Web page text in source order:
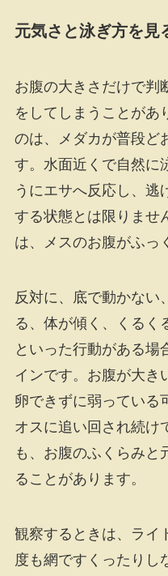
元気さと泳ぎ方を見
お腹の大きさだけで判
をしてしまうことがあ
のは、メダカが普段ど
す。水面近くで自然に
うにエサへ反応し、逃
する状態とは限りませ
は、メスのお腹がふっ
反対に、底で動かない
る、体が傾く、くるく
といった行動がある場
インです。お腹が大き
卵できずに弱っている
オスに追い回され続け
も、お腹のふくらみと
ることがあります。
観察するときは、ライ
度も網ですくったりし